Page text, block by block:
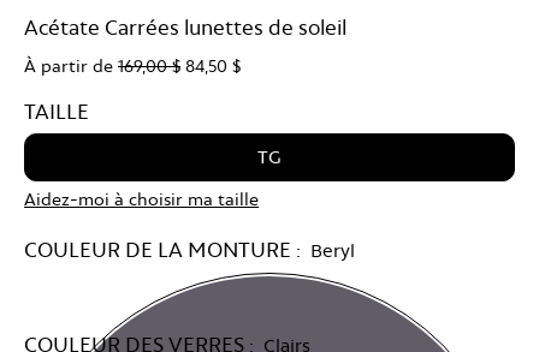
Acétate Carrées lunettes de soleil
À partir de 169,00 $ 84,50 $
TAILLE
TG
Aidez-moi à choisir ma taille
COULEUR DE LA MONTURE : Beryl
COULEUR DES VERRES : Clairs